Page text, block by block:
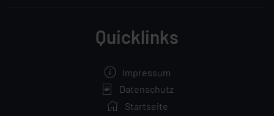
Quicklinks
Impressum
Datenschutz
Startseite